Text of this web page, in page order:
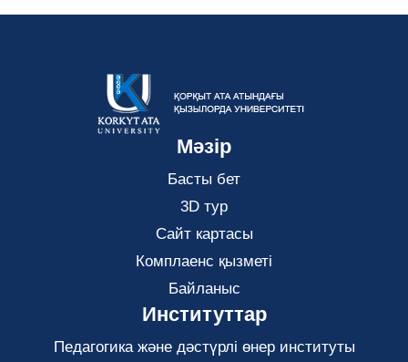
Мәзір
Басты бет
3D тур
Сайт картасы
Комплаенс қызметі
Байланыс
Институттар
Педагогика және дәстүрлі өнер институты